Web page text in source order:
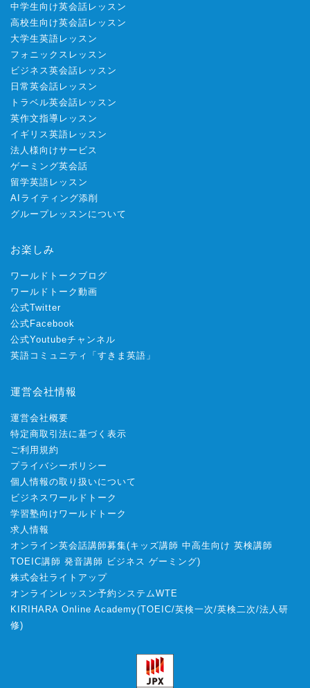
中学生向け英会話レッスン
高校生向け英会話レッスン
大学生英語レッスン
フォニックスレッスン
ビジネス英会話レッスン
日常英会話レッスン
トラベル英会話レッスン
英作文指導レッスン
イギリス英語レッスン
法人様向けサービス
ゲーミング英会話
留学英語レッスン
AIライティング添削
グループレッスンについて
お楽しみ
ワールドトークブログ
ワールドトーク動画
公式Twitter
公式Facebook
公式Youtubeチャンネル
英語コミュニティ「すきま英語」
運営会社情報
運営会社概要
特定商取引法に基づく表示
ご利用規約
プライバシーポリシー
個人情報の取り扱いについて
ビジネスワールドトーク
学習塾向けワールドトーク
求人情報
オンライン英会話講師募集(キッズ講師 中高生向け 英検講師
TOEIC講師 発音講師 ビジネス ゲーミング)
株式会社ライトアップ
オンラインレッスン予約システムWTE
KIRIHARA Online Academy(TOEIC/英検一次/英検二次/法人研
修)